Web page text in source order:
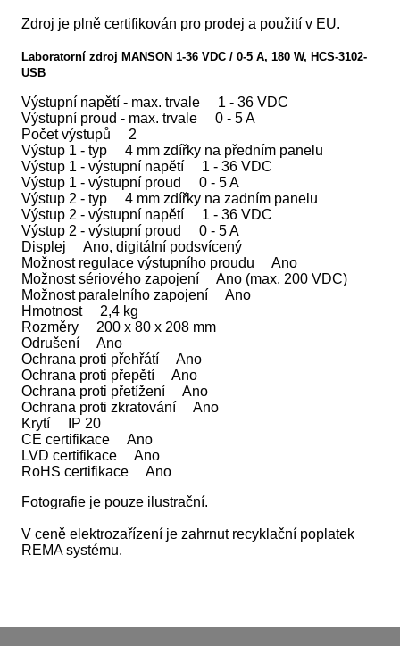
Zdroj je plně certifikován pro prodej a použití v EU.
Laboratorní zdroj MANSON 1-36 VDC / 0-5 A, 180 W, HCS-3102-
USB
Výstupní napětí - max. trvale 1 - 36 VDC
Výstupní proud - max. trvale 0 - 5 A
Počet výstupů 2
Výstup 1 - typ 4 mm zdířky na předním panelu
Výstup 1 - výstupní napětí 1 - 36 VDC
Výstup 1 - výstupní proud 0 - 5 A
Výstup 2 - typ 4 mm zdířky na zadním panelu
Výstup 2 - výstupní napětí 1 - 36 VDC
Výstup 2 - výstupní proud 0 - 5 A
Displej Ano, digitální podsvícený
Možnost regulace výstupního proudu Ano
Možnost sériového zapojení Ano (max. 200 VDC)
Možnost paralelního zapojení Ano
Hmotnost 2,4 kg
Rozměry 200 x 80 x 208 mm
Odrušení Ano
Ochrana proti přehřátí Ano
Ochrana proti přepětí Ano
Ochrana proti přetížení Ano
Ochrana proti zkratování Ano
Krytí IP 20
CE certifikace Ano
LVD certifikace Ano
RoHS certifikace Ano
Fotografie je pouze ilustrační.
V ceně elektrozařízení je zahrnut recyklační poplatek
REMA systému.